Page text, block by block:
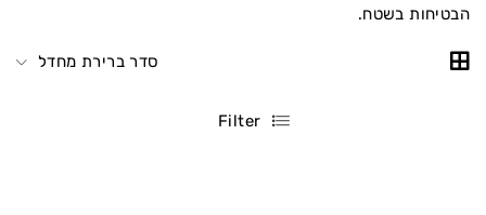
הבטיחות בשטח.
סדר ברירת מחדל
Filter